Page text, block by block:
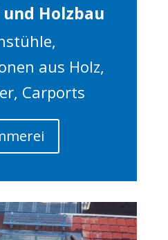
Holzbau
aus Holz,
Carports